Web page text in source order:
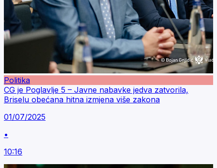
Politika
CG je Poglavlje 5 – Javne nabavke jedva zatvorila,
Briselu obećana hitna izmjena više zakona
01/07/2025
•
10:16